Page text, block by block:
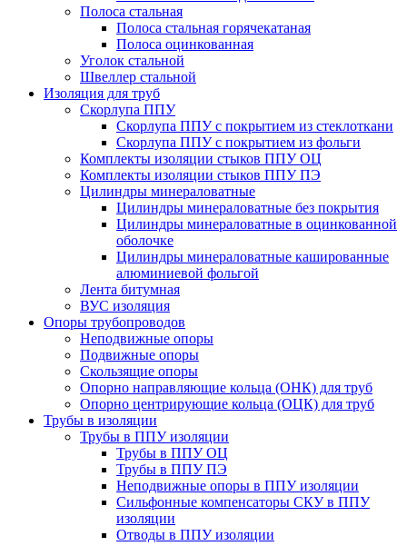
Полоса стальная
Полоса стальная горячекатаная
Полоса оцинкованная
Уголок стальной
Швеллер стальной
Изоляция для труб
Скорлупа ППУ
Скорлупа ППУ с покрытием из стеклоткани
Скорлупа ППУ с покрытием из фольги
Комплекты изоляции стыков ППУ ОЦ
Комплекты изоляции стыков ППУ ПЭ
Цилиндры минераловатные
Цилиндры минераловатные без покрытия
Цилиндры минераловатные в оцинкованной
оболочке
Цилиндры минераловатные кашированные
алюминиевой фольгой
Лента битумная
ВУС изоляция
Опоры трубопроводов
Неподвижные опоры
Подвижные опоры
Скользящие опоры
Опорно направляющие кольца (ОНК) для труб
Опорно центрирующие кольца (ОЦК) для труб
Трубы в изоляции
Трубы в ППУ изоляции
Трубы в ППУ ОЦ
Трубы в ППУ ПЭ
Неподвижные опоры в ППУ изоляции
Сильфонные компенсаторы СКУ в ППУ
изоляции
Отводы в ППУ изоляции